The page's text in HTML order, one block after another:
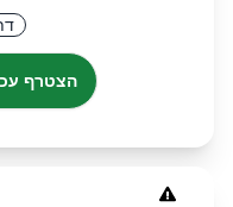
הצטרף